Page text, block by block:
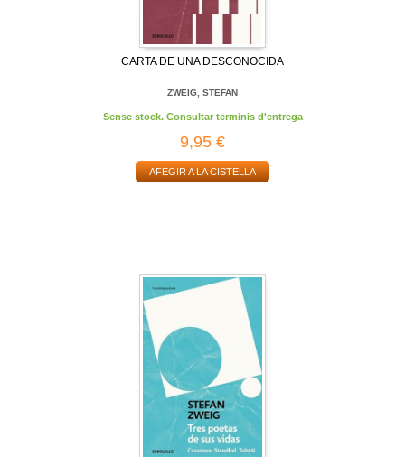
CARTA DE UNA DESCONOCIDA
ZWEIG, STEFAN
Sense stock. Consultar terminis d'entrega
9,95 €
AFEGIR A LA CISTELLA